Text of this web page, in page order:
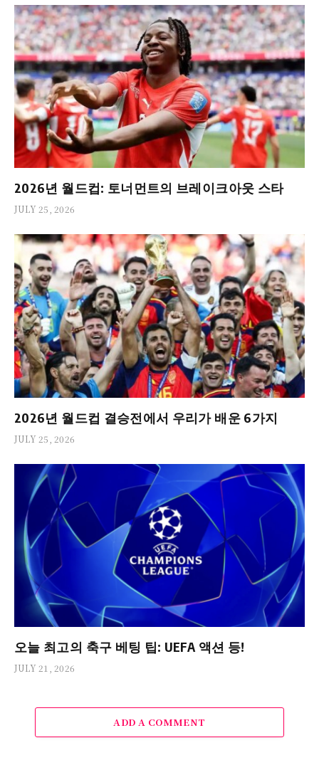
2026년 월드컵: 토너먼트의 브레이크아웃 스타
JULY 25, 2026
2026년 월드컵 결승전에서 우리가 배운 6가지
JULY 25, 2026
오늘 최고의 축구 베팅 팁: UEFA 액션 등!
JULY 21, 2026
ADD A COMMENT